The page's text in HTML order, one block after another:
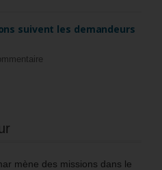
suivent les demandeurs
mène des missions dans le